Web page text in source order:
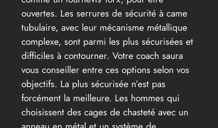
ouvertes. Les serrures de sécurité à came
tubulaire, avec leur mécanisme métallique
complexe, sont parmi les plus sécurisées et
difficiles à contourner. Votre coach saura
vous conseiller entre ces options selon vos
objectifs. La plus sécurisée n’est pas
forcément la meilleure. Les hommes qui
choisissent des cages de chasteté avec un